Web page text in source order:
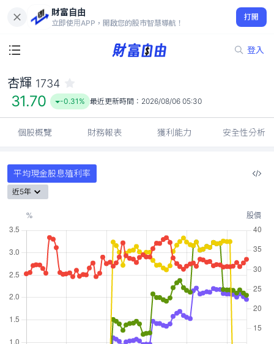
財富自由
立即使用APP，開啟您的股市智慧導航！
打開
登入
31.70
-0.31%
杏輝 1734
31.70 -0.31% 最近更新時間： 2026/08/06 05:30
個股概覽 財務報表 獲利能力 安全性分析
平均現金股息殖利率
近5年